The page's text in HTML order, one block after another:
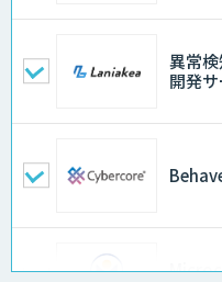
異常
開発